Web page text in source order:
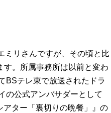
ミリさんですが、その頃と比
す。所属事務所は以前と変わ
BSテレ東で放送されたドラ
の公式アンバサダーとして
ター「裏切りの晩餐」』の